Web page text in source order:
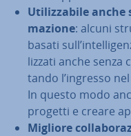
Uti­liz­za­bi­le anche
ma­zio­ne: alcuni
basati
liz­za­ti anche
tan­do l’ingresso
In questo modo
progetti e creare
Migliore